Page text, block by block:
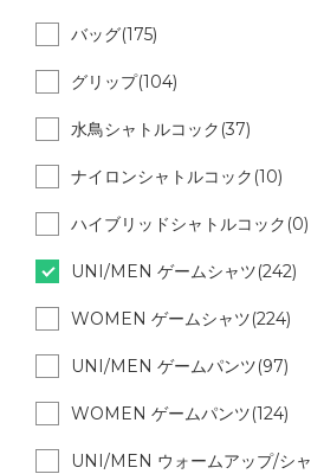
バッグ(175)
グリップ(104)
水鳥シャトルコック(37)
ナイロンシャトルコック(10)
ハイブリッドシャトルコック(0)
UNI/MEN ゲームシャツ(242)
WOMEN ゲームシャツ(224)
UNI/MEN ゲームパンツ(97)
WOMEN ゲームパンツ(124)
UNI/MEN ウォームアップ/シャ